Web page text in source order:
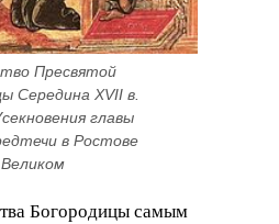
Пресвятой
Середина XVII в.
главы
в Ростове
Великом
Богородицы самым